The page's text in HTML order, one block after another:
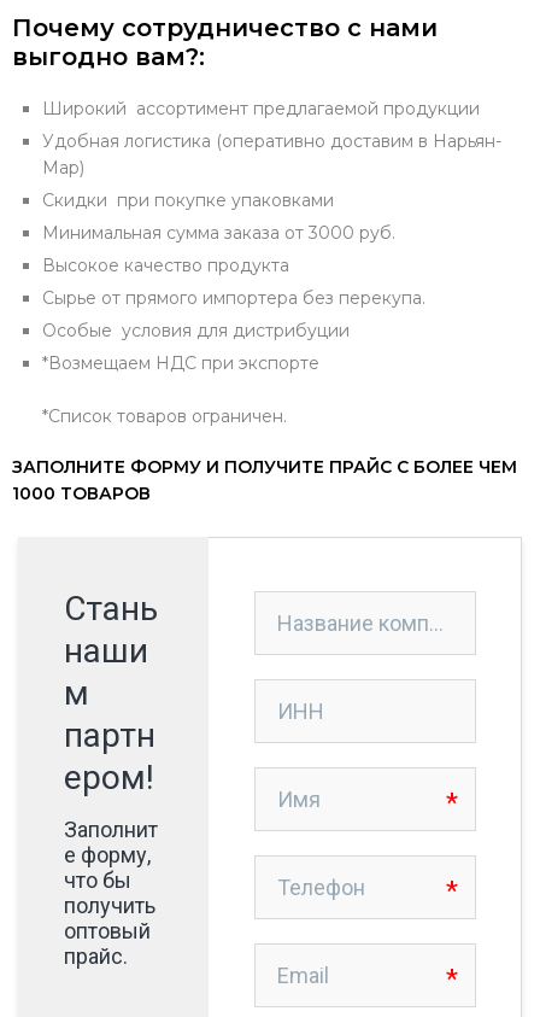
Почему сотрудничество с нами
выгодно вам?:
Широкий ассортимент предлагаемой продукции
Удобная логистика (оперативно доставим в Нарьян-
Мар)
Скидки при покупке упаковками
Минимальная сумма заказа от 3000 руб.
Высокое качество продукта
Сырье от прямого импортера без перекупа.
Особые условия для дистрибуции
*Возмещаем НДС при экспорте
*Список товаров ограничен.
ЗАПОЛНИТЕ ФОРМУ И ПОЛУЧИТЕ ПРАЙС С БОЛЕЕ ЧЕМ
1000 ТОВАРОВ